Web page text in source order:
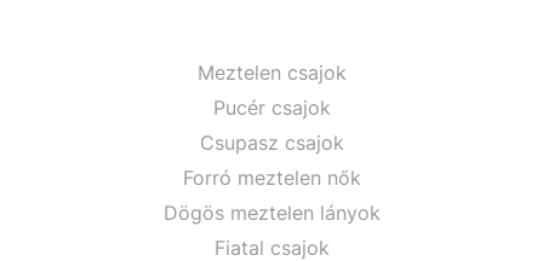
Meztelen csajok
Pucér csajok
Csupasz csajok
Forró meztelen nők
Dögös meztelen lányok
Fiatal csajok